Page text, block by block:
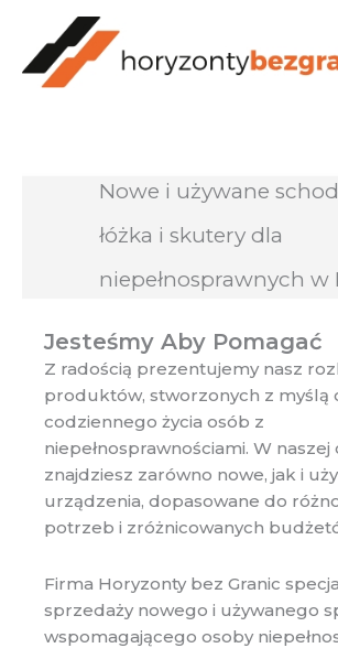
treści
Nowe i używane
łóżka i skutery dla
niepełnosprawnych w
Jesteśmy Aby Pomagać
Z radością prezentujemy nasz
produktów, stworzonych z myślą
codziennego życia osób z
niepełnosprawnościami. W naszej
znajdziesz zarówno nowe, jak i
urządzenia, dopasowane do
potrzeb i zróżnicowanych
Firma Horyzonty bez Granic
sprzedaży nowego i używanego
wspomagającego osoby